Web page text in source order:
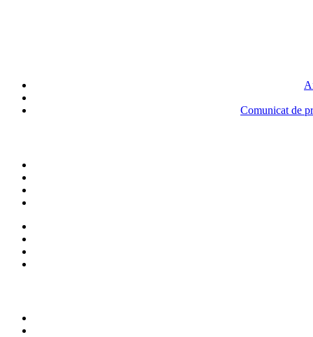
Comunicat de